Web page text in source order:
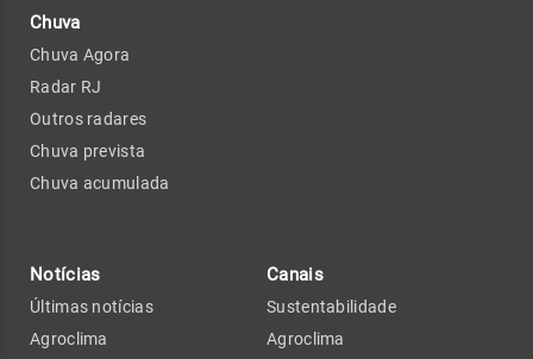
Chuva
Chuva Agora
Radar RJ
Outros radares
Chuva prevista
Chuva acumulada
Notícias
Últimas notícias
Agroclima
Canais
Sustentabilidade
Agroclima